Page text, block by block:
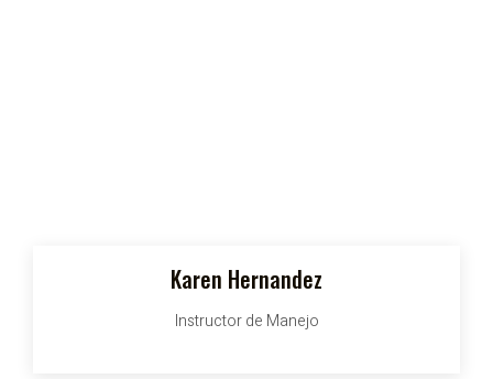
Karen Hernandez
Instructor de Manejo